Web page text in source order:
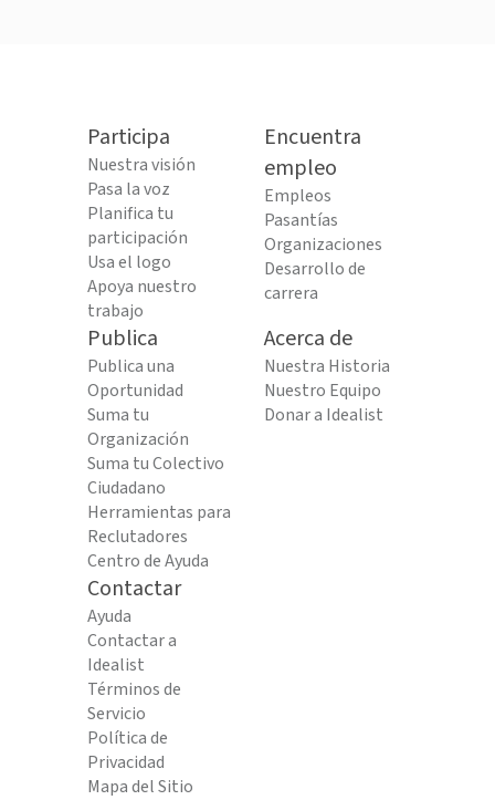
Participa
Nuestra visión
Pasa la voz
Planifica tu
participación
Usa el logo
Apoya nuestro
trabajo
Encuentra
empleo
Empleos
Pasantías
Organizaciones
Desarrollo de
carrera
Publica
Publica una
Oportunidad
Suma tu
Organización
Suma tu Colectivo
Ciudadano
Herramientas para
Reclutadores
Centro de Ayuda
Acerca de
Nuestra Historia
Nuestro Equipo
Donar a Idealist
Contactar
Ayuda
Contactar a
Idealist
Términos de
Servicio
Política de
Privacidad
Mapa del Sitio